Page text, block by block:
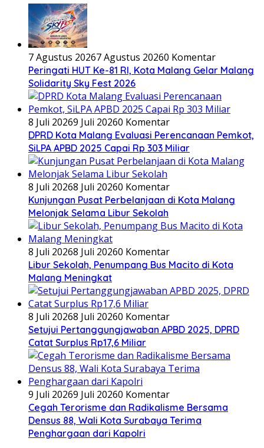
7 Agustus 20267 Agustus 20260 Komentar
Peringati HUT Ke-81 RI, Kota Malang Gelar Malang
Solidarity Sky Fest 2026
8 Juli 20269 Juli 20260 Komentar
DPRD Kota Malang Evaluasi Perencanaan Pemkot,
SiLPA APBD 2025 Capai Rp 303 Miliar
8 Juli 20268 Juli 20260 Komentar
Kunjungan Pusat Perbelanjaan di Kota Malang
Melonjak Selama Libur Sekolah
8 Juli 20268 Juli 20260 Komentar
Libur Sekolah, Penumpang Bus Macito di Kota
Malang Meningkat
8 Juli 20268 Juli 20260 Komentar
Setujui Pertanggungjawaban APBD 2025, DPRD
Catat Surplus Rp17,6 Miliar
9 Juli 20269 Juli 20260 Komentar
Cegah Terorisme dan Radikalisme Bersama
Densus 88, Wali Kota Surabaya Terima
Penghargaan dari Kapolri